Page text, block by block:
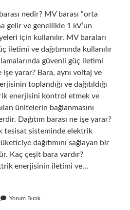
nedir? MV barası “orta
gelir ve genellikle 1 kV’un
için kullanılır. MV baraları
iletimi ve dağıtımında kullanılır
güvenli güç iletimi
yarar? Bara, aynı voltaj ve
toplandığı ve dağıtıldığı
enerjisini kontrol etmek ve
ünitelerin bağlanmasını
Dağıtım barası ne işe yarar?
tesisat sisteminde elektrik
dağıtımını sağlayan bir
Kaç çeşit bara vardır?
enerjisinin iletimi ve…
Yorum Bırak